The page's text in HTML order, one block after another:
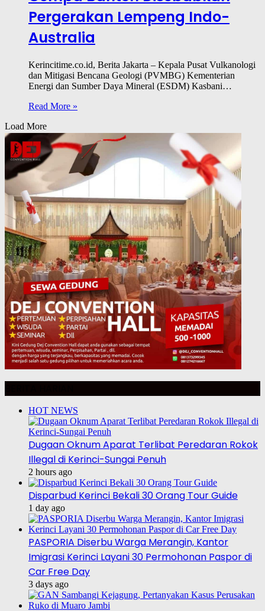
Pergerakan Lempeng Indo-
Australia
Kerincitime.co.id, Berita Jakarta – Kepala Pusat Vulkanologi
dan Mitigasi Bencana Geologi (PVMBG) Kementerian
Energi dan Sumber Daya Mineral (ESDM) Kasbani…
Read More »
Load More
HOT NEWS
Dugaan Oknum Aparat Terlibat Peredaran Rokok
Illegal di Kerinci-Sungai Penuh
2 hours ago
Disparbud Kerinci Bekali 30 Orang Tour Guide
1 day ago
PASPORIA Diserbu Warga Merangin, Kantor
Imigrasi Kerinci Layani 30 Permohonan Paspor di
Car Free Day
3 days ago